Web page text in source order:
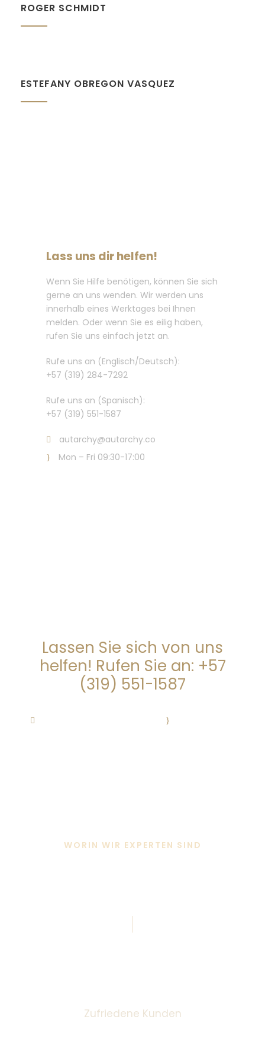
ROGER SCHMIDT
ESTEFANY OBREGON VASQUEZ
Lass uns dir helfen!
Wenn Sie Hilfe benötigen, können Sie sich
gerne an uns wenden. Wir werden uns
innerhalb eines Werktages bei Ihnen
melden. Oder wenn Sie es eilig haben,
rufen Sie uns einfach jetzt an.
Rufe uns an (Englisch/Deutsch):
+57 (319) 284-7292
Rufe uns an (Spanisch):
+57 (319) 551-1587
autarchy@autarchy.co
Mon – Fri 09:30-17:00
Lassen Sie sich von uns
helfen! Rufen Sie an: +57
(319) 551-1587
WORIN WIR EXPERTEN SIND
Zufriedene Kunden